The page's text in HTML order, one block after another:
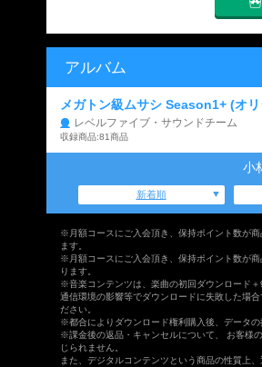
アルバム
メガトン級ムサシ Season1+ (オ
レベルファイブ・サウンドチーム
収録商品:81商品
小
新着順
※月額コースにご入会頂き、保持ポイント数が
ます。
※月額コースにご入会頂き、保持ポイント数が
ります。
※音楽コンテンツは、楽曲の初回ダウンロード
通信環境の影響等でダウンロードに失敗した場
ださい。
※都合によりダウンロード権利購入後、データ
※課金後の返品・キャンセルについて、 お客様
じられません。
また、デジタルコンテンツという商品の性質上